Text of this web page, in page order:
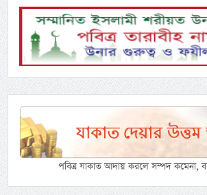
পবিত্র যাকাত আদায় করলে সম্পদ কমেনা,